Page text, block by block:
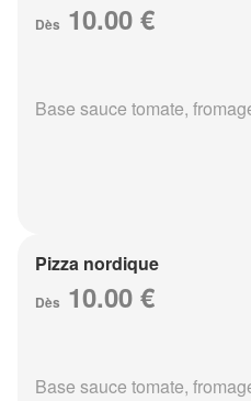
Dès 10.00 €
Base sauce tomate,
Pizza nordique
Dès 10.00 €
Base sauce tomate,